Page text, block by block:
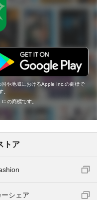
や地域におけるApple Inc.の商標で
。
の商標です。
トア
シェア